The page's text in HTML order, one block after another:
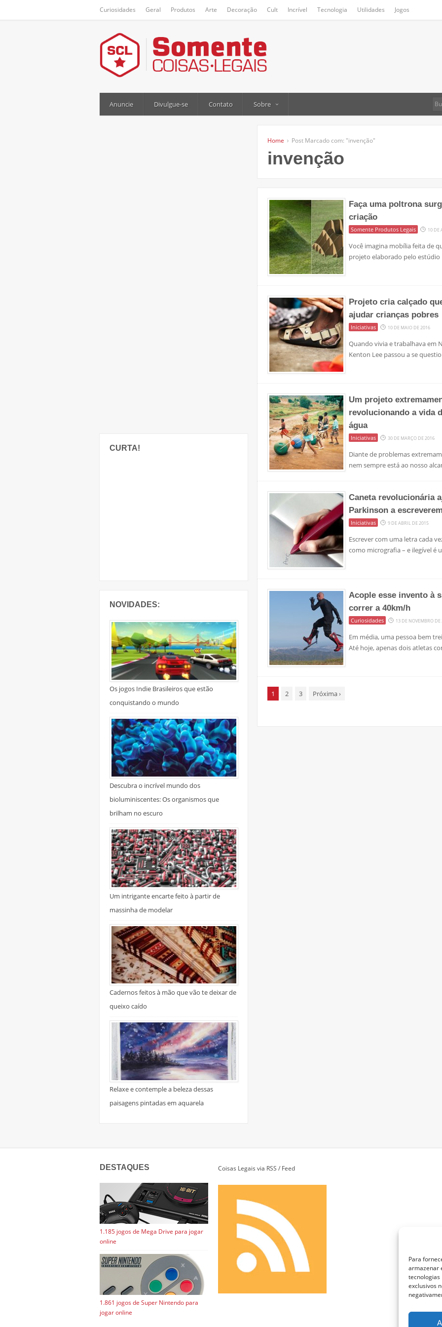
Para
armazenar
tecnologias
exclusivos
Curiosidades Geral Produtos Arte Decoração Cult Incrível Tecnologia Utilidades Jogos
Anuncie Divulgue-se Contato Sobre
CURTA!
NOVIDADES:
Os jogos Indie Brasileiros que estão
conquistando o mundo
Descubra o incrível mundo dos
bioluminiscentes: Os organismos que
brilham no escuro
Um intrigante encarte feito à partir de
massinha de modelar
Cadernos feitos à mão que vão te deixar de
queixo caído
Relaxe e contemple a beleza dessas
paisagens pintadas em aquarela
Home Post Marcado com: "invenção"
invenção
Faça uma poltrona
criação
Somente Produtos Legais 10 DE
Você imagina mobília feita de
projeto elaborado pelo estúdio
Projeto cria calçado
ajudar crianças pobres
Iniciativas 10 DE MAIO DE 2016
Quando vivia e trabalhava em
Kenton Lee passou a se
Um projeto
revolucionando a vida
água
Iniciativas 30 DE MARÇO DE 2016
Diante de problemas
nem sempre está ao nosso
Caneta revolucionária
Parkinson a
Iniciativas 9 DE ABRIL DE 2015
Escrever com uma letra cada
como micrografia – e ilegível é
Acople esse invento à
correr a 40km/h
Curiosidades 13 DE NOVEMBRO DE
Em média, uma pessoa bem
Até hoje, apenas dois atletas
1 2 3 Próxima›
DESTAQUES
1.185 jogos de Mega Drive para jogar
online
1.861 jogos de Super Nintendo para
jogar online
Coisas Legais via RSS / Feed